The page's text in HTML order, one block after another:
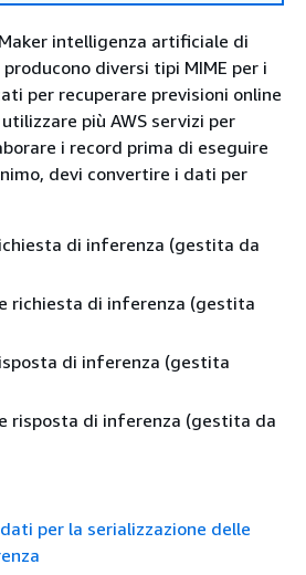
intelligenza artificiale di
diversi tipi MIME per i
per recuperare previsioni online
più AWS servizi per
i record prima di eseguire
devi convertire i dati per
di inferenza (gestita da
richiesta di inferenza (gestita
di inferenza (gestita
risposta di inferenza (gestita da
per la serializzazione delle